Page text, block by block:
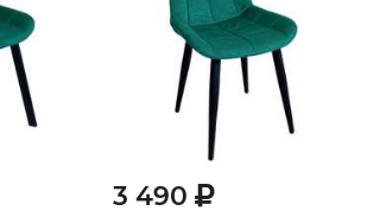
3 490